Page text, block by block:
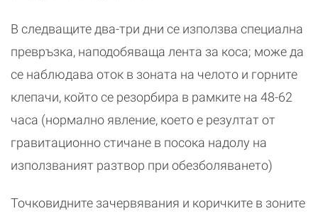
В следващите два-три дни се използва специална
превръзка, наподобяваща лента за коса; може да
се наблюдава оток в зоната на челото и горните
клепачи, който се резорбира в рамките на 48-62
часа (нормално явление, което е резултат от
гравитационно стичане в посока надолу на
използваният разтвор при обезболяването)
Точковидните зачервявания и коричките в зоните